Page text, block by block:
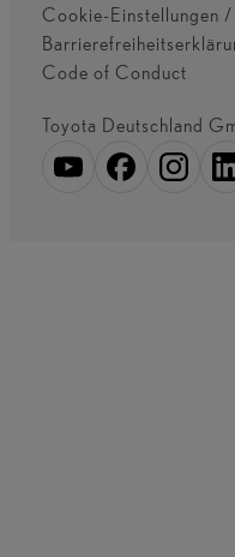
Cookie-Einstellungen
Code of Conduct
Toyota Deutschland